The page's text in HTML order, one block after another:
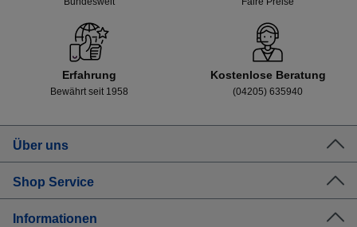
Erfahrung
Bewährt seit 1958
Kostenlose Beratung
(04205) 635940
Über uns
Shop Service
Informationen